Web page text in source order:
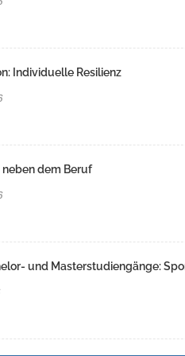
Individuelle Resilienz
dem Beruf
und Masterstudiengänge: